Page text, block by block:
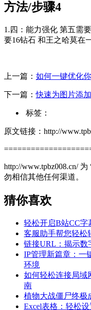
方法/步骤4
1.四：能力强化 第五需
要16钻石 和王之哈莫在
上一篇： 如何一键优化
下一篇：快速为图片添
标签：
原文链接：http://
http://www.tpbz008.cn/
勿相信其他任何渠道。
猜你喜欢
轻松开启B站CC字
客服助手帮您轻松
链接URL：揭示数
IP管理新篇章：一
环境
如何轻松连接局域
南
植物大战僵尸终极
Excel表格：轻松